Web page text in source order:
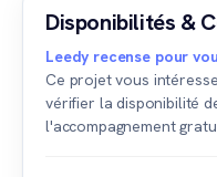
Disponibilités &
Leedy recense pour
Ce projet vous
vérifier la disponibilité
l'accompagnement